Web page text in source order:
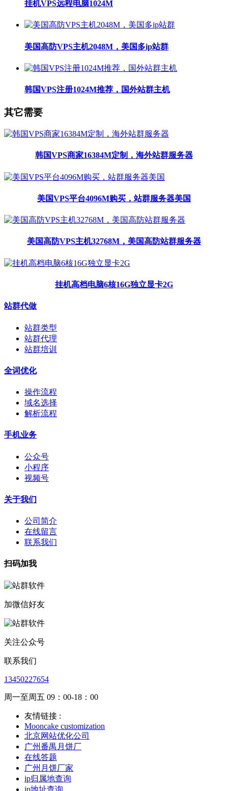
挂机VPS远程电脑1024M
美国高防VPS主机2048M，美国多ip站群
韩国VPS注册1024M推荐，国外站群主机
其它需要
韩国VPS商家16384M定制，海外站群服务器
美国VPS平台4096M购买，站群服务器美国
美国高防VPS主机32768M，美国高防站群服务器
挂机高档电脑6核16G独立显卡2G
站群代做
站群类型
站群代理
站群培训
全词优化
操作流程
域名选择
解析流程
手机业务
公众号
小程序
视频号
关于我们
公司简介
在线留言
联系我们
扫码加我
加微信好友
关注公众号
联系我们
13450227654
周一至周五 09：00-18：00
友情链接 :
Mooncake customization
北京网站优化公司
广州番禺月饼厂
在线答题
广州月饼厂家
ip归属地查询
ip地址查询